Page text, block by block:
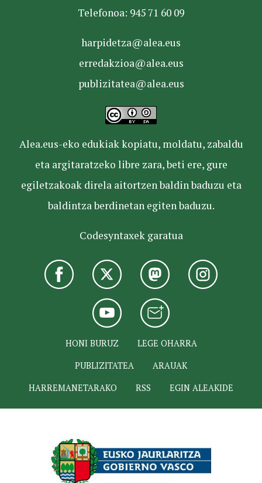
Telefonoa: 945 71 60 09
harpidetza@alea.eus
erredakzioa@alea.eus
publizitatea@alea.eus
Alea.eus-eko edukiak kopiatu, moldatu, zabaldu
eta argitaratzeko libre zara, beti ere, gure
egiletzakoak direla aitortzen baldin baduzu eta
baldintza berdinetan egiten baduzu.
Codesyntaxek garatua
HONI BURUZ
LEGE OHARRA
PUBLIZITATEA
ARAUAK
HARREMANETARAKO
RSS EGIN ALEAKIDE